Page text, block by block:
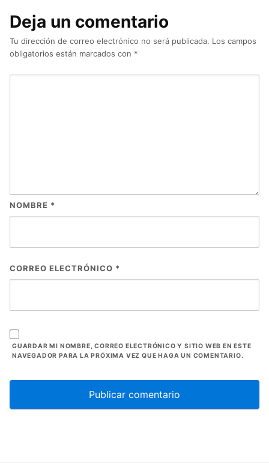
Deja un comentario
Tu dirección de correo electrónico no será publicada. Los campos
obligatorios están marcados con *
NOMBRE *
CORREO ELECTRÓNICO *
GUARDAR MI NOMBRE, CORREO ELECTRÓNICO Y SITIO WEB EN ESTE
NAVEGADOR PARA LA PRÓXIMA VEZ QUE HAGA UN COMENTARIO.